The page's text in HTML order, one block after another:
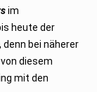
im
heute der
bei näherer
diesem
mit den